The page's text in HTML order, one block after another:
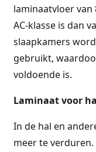
laminaatvloer
AC-klasse is dan
slaapkamers
gebruikt,
voldoende is.
Laminaat voor
In de hal en
meer te